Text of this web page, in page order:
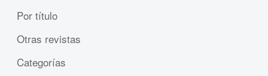
Por título
Otras revistas
Categorías